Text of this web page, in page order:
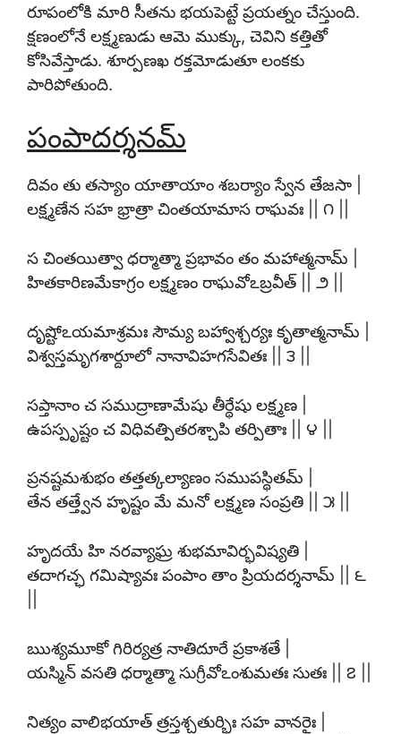
రూపంలోకి మారి సీతను భయపెట్టే ప్రయత్నం చేస్తుంది.
క్షణంలోనే లక్ష్మణుడు ఆమె ముక్కు, చెవిని కత్తితో
కోసివేస్తాడు. శూర్పణఖ రక్తమోడుతూ లంకకు
పారిపోతుంది.
పంపాదర్శనమ్
దివం తు తస్యాం యాతాయాం శబర్యాం స్వేన తేజసా |
లక్ష్మణేన సహ భ్రాత్రా చింతయామాస రాఘవః || ౧ ||
స చింతయిత్వా ధర్మాత్మా ప్రభావం తం మహాత్మనామ్ |
హితకారిణమేకాగ్రం లక్ష్మణం రాఘవోఽబ్రవీత్ || ౨ ||
దృష్టోఽయమాశ్రమః సౌమ్య బహ్వాశ్చర్యః కృతాత్మనామ్ |
విశ్వస్తమృగశార్దూలో నానావిహగసేవితః || ౩ ||
సప్తానాం చ సముద్రాణామేషు తీర్థేషు లక్ష్మణ |
ఉపస్పృష్టం చ విధివత్పితరశ్చాపి తర్పితాః || ౪ ||
ప్రనష్టమశుభం తత్తత్కల్యాణం సముపస్థితమ్ |
తేన తత్త్వేన హృష్టం మే మనో లక్ష్మణ సంప్రతి || ౫ ||
హృదయే హి నరవ్యాఘ్ర శుభమావిర్భవిష్యతి |
తదాగచ్ఛ గమిష్యావః పంపాం తాం ప్రియదర్శనామ్ || ౬
ఋశ్యమూకో గిరిర్యత్ర నాతిదూరే ప్రకాశతే |
యస్మిన్ వసతి ధర్మాత్మా సుగ్రీవోఽంశుమతః సుతః || ౭ ||
నిత్యం వాలిభయాత్ త్రస్తశ్చతుర్భిః సహ వానరైః |